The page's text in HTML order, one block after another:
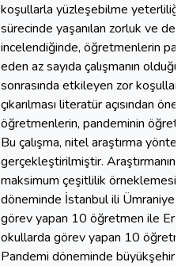
koşullarla yüzleşebilme yeterliliği
sürecinde yaşanılan zorluk ve
incelendiğinde, öğretmenlerin
eden az sayıda çalışmanın
sonrasında etkileyen zor
çıkarılması literatür açısından
öğretmenlerin, pandeminin
Bu çalışma, nitel araştırma
gerçekleştirilmiştir. Araştırmanın
maksimum çeşitlilik örneklemesi
döneminde İstanbul ili Ümraniye
görev yapan 10 öğretmen ile
okullarda görev yapan 10
Pandemi döneminde büyükşehir